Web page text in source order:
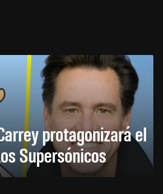
protagonizará el
Supersónicos